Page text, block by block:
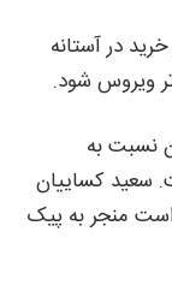
در آستانه
ویروس شود.
نسبت به
سعید کساییان
منجر به پیک